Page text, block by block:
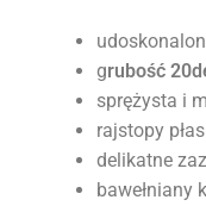
grubość
sprężysta i
rajstopy
delikatne
bawełniany